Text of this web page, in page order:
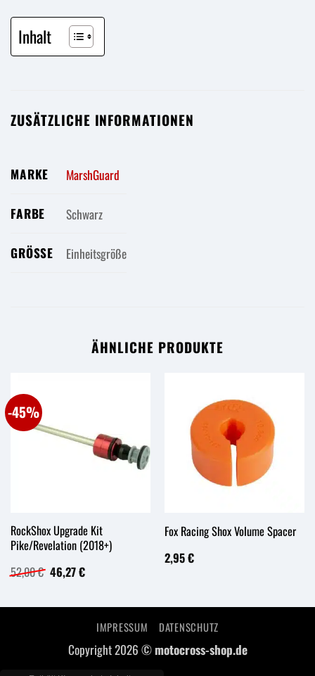
Inhalt
ZUSÄTZLICHE INFORMATIONEN
MARKE MarshGuard
FARBE Schwarz
GRÖSSE Einheitsgröße
ÄHNLICHE PRODUKTE
-45%
RockShox Upgrade Kit
Pike/Revelation (2018+)
52,00€ Ursprünglicher
Preis
52,00 €
46,27€Aktueller
Preis
46,27 €.
Fox Racing Shox Volume Spacer
2,95€
IMPRESSUM DATENSCHUTZ
Copyright 2026 ©motocross-shop.de